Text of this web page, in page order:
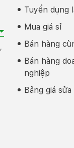
Tuyển dụng
Mua giá sỉ
Bán hàng
Bán hàng
nghiệp
Bảng giá